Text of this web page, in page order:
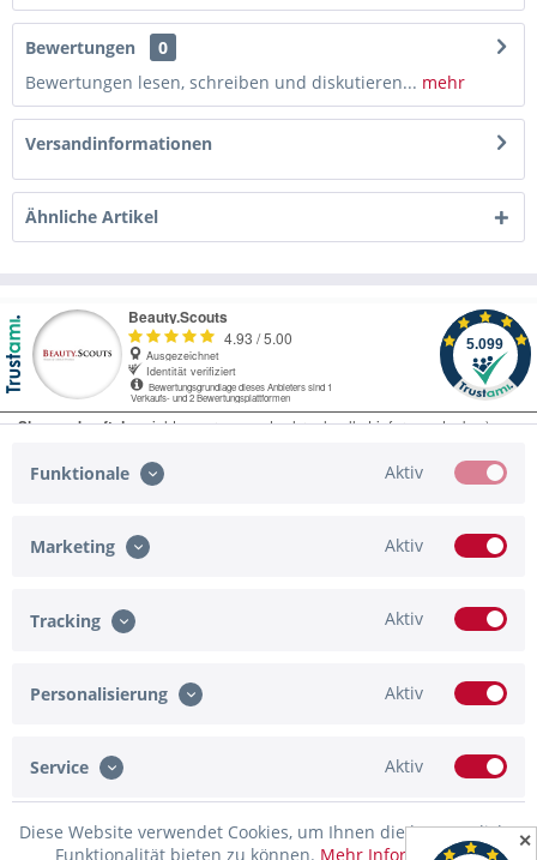
Bewertungen
0
Bewertungen lesen, schreiben und diskutieren... mehr
Versandinformationen
Ähnliche Artikel
✕
Service Hotline
Shop Service
Zahlungsmöglichkeiten
Newsletter
* Alle Preise inkl. gesetzl. Mehrwertsteuer zzgl. Versandkostenund ggf.
Nachnahmegebühren, wenn nicht anders beschrieben
Funktionale Aktiv
Marketing Aktiv
Tracking Aktiv
Personalisierung Aktiv
Service Aktiv
Diese Website verwendet Cookies, um Ihnen die bestmögliche
Funktionalität bieten zu können. Mehr Informationen